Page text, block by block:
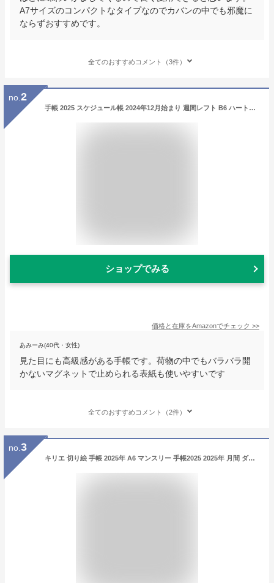
A7サイズのコンパクトなタイプなのでカバンの中でも邪魔に
ならずおすすめです。
全てのおすすめコメント（3件）
no. 2
手帳 2025 スケジュール帳 2024年12月始まり 週間レフト B6 ハートフープ付きカバー ボルドー マークス 25WDR-CH04-BD
ショップでみる
価格と在庫をAmazonでチェック >>
あみーみ(40代・女性)
見た目にも高級感がある手帳です。荷物の中でもバラバラ開
かないマグネットで止められる表紙も使いやすいです
全てのおすすめコメント（2件）
no. 3
キリエ 切り絵 手帳 2025年 A6 マンスリー 手帳2025 2025年 月間 ダイアリー 10月始まり 人気 女性 a6 おすすめ かわいい オシャレ スケジュール帳 日本製 令和7年手帖 フラワー 10%